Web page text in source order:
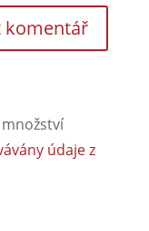
údaje z